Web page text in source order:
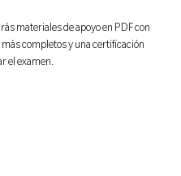
materiales de apoyo en PDF con
completos y una certificación
el examen.